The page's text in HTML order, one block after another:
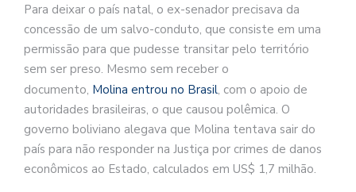
Para deixar o país natal, o ex-senador precisava da
concessão de um salvo-conduto, que consiste em uma
permissão para que pudesse transitar pelo território
sem ser preso. Mesmo sem receber o
documento, Molina entrou no Brasil, com o apoio de
autoridades brasileiras, o que causou polêmica. O
governo boliviano alegava que Molina tentava sair do
país para não responder na Justiça por crimes de danos
econômicos ao Estado, calculados em US$ 1,7 milhão.